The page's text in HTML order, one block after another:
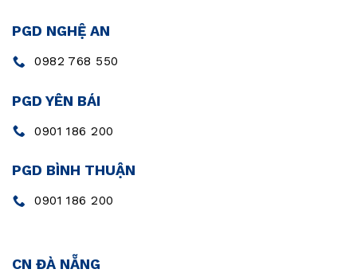
PGD NGHỆ AN
0982 768 550
PGD YÊN BÁI
0901 186 200
PGD BÌNH THUẬN
0901 186 200
CN ĐÀ NẴNG